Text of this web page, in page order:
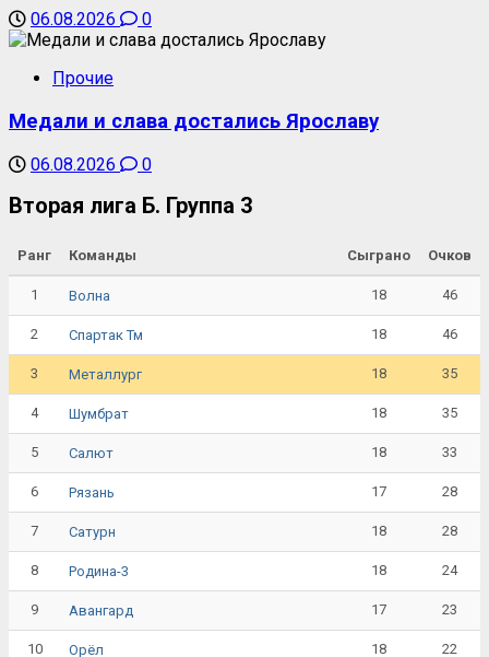
06.08.2026 0
Прочие
Медали и слава достались Ярославу
06.08.2026 0
Вторая лига Б. Группа 3
Ранг Команды Сыграно Очков
1 Волна 18 46
2 Спартак Тм 18 46
3 Металлург 18 35
4 Шумбрат 18 35
5 Салют 18 33
6 Рязань 17 28
7 Сатурн 18 28
8 Родина-3 18 24
9 Авангард 17 23
10 Орёл 18 22